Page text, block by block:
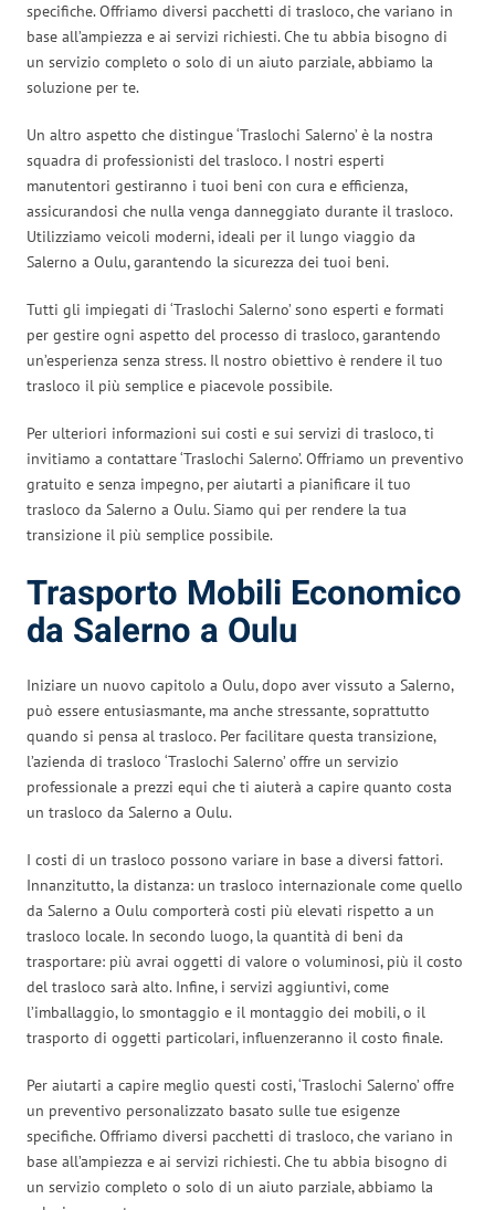
specifiche. Offriamo diversi pacchetti di trasloco, che variano in
base all’ampiezza e ai servizi richiesti. Che tu abbia bisogno di
un servizio completo o solo di un aiuto parziale, abbiamo la
soluzione per te.
Un altro aspetto che distingue ‘Traslochi Salerno’ è la nostra
squadra di professionisti del trasloco. I nostri esperti
manutentori gestiranno i tuoi beni con cura e efficienza,
assicurandosi che nulla venga danneggiato durante il trasloco.
Utilizziamo veicoli moderni, ideali per il lungo viaggio da
Salerno a Oulu, garantendo la sicurezza dei tuoi beni.
Tutti gli impiegati di ‘Traslochi Salerno’ sono esperti e formati
per gestire ogni aspetto del processo di trasloco, garantendo
un’esperienza senza stress. Il nostro obiettivo è rendere il tuo
trasloco il più semplice e piacevole possibile.
Per ulteriori informazioni sui costi e sui servizi di trasloco, ti
invitiamo a contattare ‘Traslochi Salerno’. Offriamo un preventivo
gratuito e senza impegno, per aiutarti a pianificare il tuo
trasloco da Salerno a Oulu. Siamo qui per rendere la tua
transizione il più semplice possibile.
Trasporto Mobili Economico
da Salerno a Oulu
Iniziare un nuovo capitolo a Oulu, dopo aver vissuto a Salerno,
può essere entusiasmante, ma anche stressante, soprattutto
quando si pensa al trasloco. Per facilitare questa transizione,
l’azienda di trasloco ‘Traslochi Salerno’ offre un servizio
professionale a prezzi equi che ti aiuterà a capire quanto costa
un trasloco da Salerno a Oulu.
I costi di un trasloco possono variare in base a diversi fattori.
Innanzitutto, la distanza: un trasloco internazionale come quello
da Salerno a Oulu comporterà costi più elevati rispetto a un
trasloco locale. In secondo luogo, la quantità di beni da
trasportare: più avrai oggetti di valore o voluminosi, più il costo
del trasloco sarà alto. Infine, i servizi aggiuntivi, come
l’imballaggio, lo smontaggio e il montaggio dei mobili, o il
trasporto di oggetti particolari, influenzeranno il costo finale.
Per aiutarti a capire meglio questi costi, ‘Traslochi Salerno’ offre
un preventivo personalizzato basato sulle tue esigenze
specifiche. Offriamo diversi pacchetti di trasloco, che variano in
base all’ampiezza e ai servizi richiesti. Che tu abbia bisogno di
un servizio completo o solo di un aiuto parziale, abbiamo la